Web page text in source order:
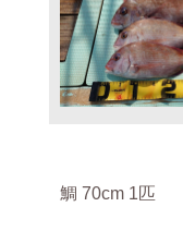
鯛 70cm 1匹